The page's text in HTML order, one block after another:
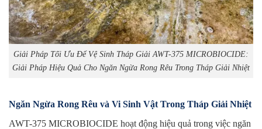
Giải Pháp Tối Ưu Để Vệ Sinh Tháp Giải AWT-375 MICROBIOCIDE:
Giải Pháp Hiệu Quả Cho Ngăn Ngừa Rong Rêu Trong Tháp Giải Nhiệt
Ngăn Ngừa Rong Rêu và Vi Sinh Vật Trong Tháp Giải Nhiệt
AWT-375 MICROBIOCIDE hoạt động hiệu quả trong việc ngăn